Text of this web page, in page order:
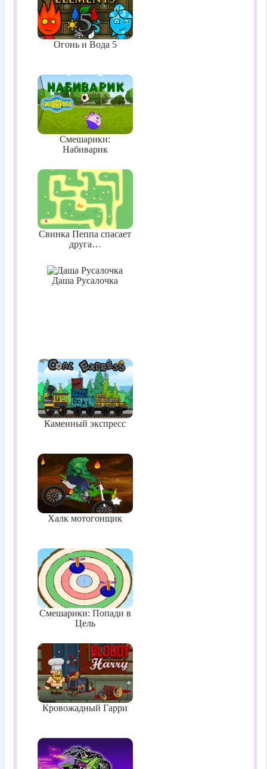
Огонь и Вода 5
Смешарики:
Набиварик
Свинка Пеппа спасает
друга…
Даша Русалочка
Каменный экспресс
Халк мотогонщик
Смешарики: Попади в
Цель
Кровожадный Гарри